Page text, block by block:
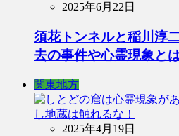
2025年6月22日
須花トンネルと稲川淳
去の事件や心霊現象と
関東地方
2025年4月19日